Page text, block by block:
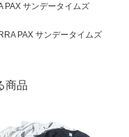
PAX サンデータイムズ
PAX サンデータイムズ
商品